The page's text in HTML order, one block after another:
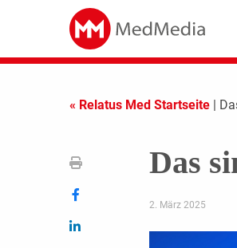
« Relatus Med Startseite |
Das
2. März 2025